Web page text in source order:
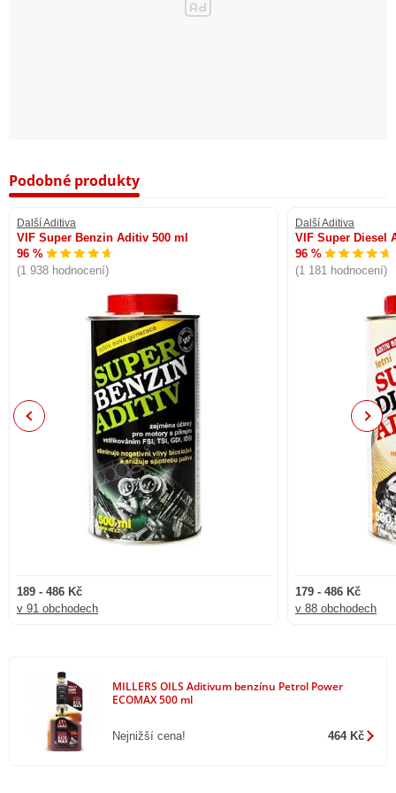
• Podržte láhev dávkovačem dolů a zasuňte celé hrdlo do nádrže.
Podobné produkty
Další Aditiva
VIF Super Benzin Aditiv 500 ml
96 %
(1 938 hodnocení)
189 - 486 Kč
v 91 obchodech
Další Aditiva
VIF Super Diesel
96 %
(1 181 hodnocení)
179 - 486 Kč
v 88 obchodech
Previous Next
MILLERS OILS Aditivum benzínu Petrol Power
ECOMAX 500 ml
Nejnižší cena! 464 Kč